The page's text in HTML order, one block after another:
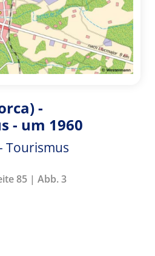
-
- um 1960
Tourismus
85 | Abb. 3